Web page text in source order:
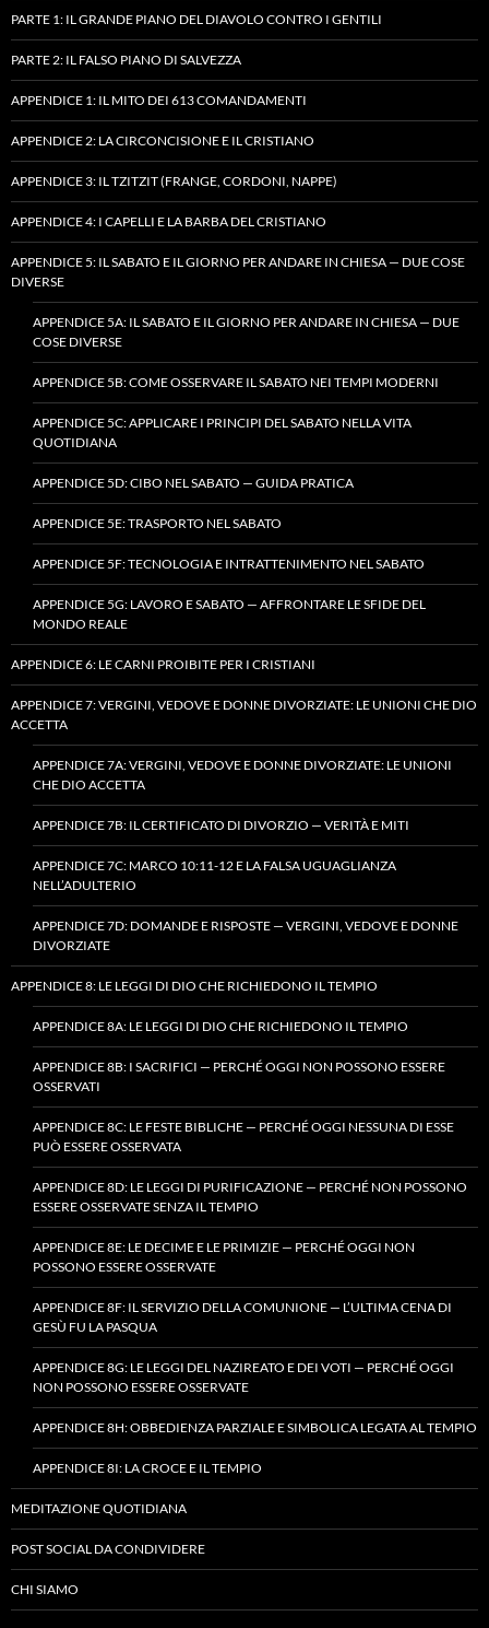
PARTE 1: IL GRANDE PIANO DEL DIAVOLO CONTRO I GENTILI
PARTE 2: IL FALSO PIANO DI SALVEZZA
APPENDICE 1: IL MITO DEI 613 COMANDAMENTI
APPENDICE 2: LA CIRCONCISIONE E IL CRISTIANO
APPENDICE 3: IL TZITZIT (FRANGE, CORDONI, NAPPE)
APPENDICE 4: I CAPELLI E LA BARBA DEL CRISTIANO
APPENDICE 5: IL SABATO E IL GIORNO PER ANDARE IN CHIESA — DUE COSE
DIVERSE
APPENDICE 5A: IL SABATO E IL GIORNO PER ANDARE IN CHIESA — DUE
COSE DIVERSE
APPENDICE 5B: COME OSSERVARE IL SABATO NEI TEMPI MODERNI
APPENDICE 5C: APPLICARE I PRINCIPI DEL SABATO NELLA VITA
QUOTIDIANA
APPENDICE 5D: CIBO NEL SABATO — GUIDA PRATICA
APPENDICE 5E: TRASPORTO NEL SABATO
APPENDICE 5F: TECNOLOGIA E INTRATTENIMENTO NEL SABATO
APPENDICE 5G: LAVORO E SABATO — AFFRONTARE LE SFIDE DEL
MONDO REALE
APPENDICE 6: LE CARNI PROIBITE PER I CRISTIANI
APPENDICE 7: VERGINI, VEDOVE E DONNE DIVORZIATE: LE UNIONI CHE DIO
ACCETTA
APPENDICE 7A: VERGINI, VEDOVE E DONNE DIVORZIATE: LE UNIONI
CHE DIO ACCETTA
APPENDICE 7B: IL CERTIFICATO DI DIVORZIO — VERITÀ E MITI
APPENDICE 7C: MARCO 10:11-12 E LA FALSA UGUAGLIANZA
NELL’ADULTERIO
APPENDICE 7D: DOMANDE E RISPOSTE — VERGINI, VEDOVE E DONNE
DIVORZIATE
APPENDICE 8: LE LEGGI DI DIO CHE RICHIEDONO IL TEMPIO
APPENDICE 8A: LE LEGGI DI DIO CHE RICHIEDONO IL TEMPIO
APPENDICE 8B: I SACRIFICI — PERCHÉ OGGI NON POSSONO ESSERE
OSSERVATI
APPENDICE 8C: LE FESTE BIBLICHE — PERCHÉ OGGI NESSUNA DI ESSE
PUÒ ESSERE OSSERVATA
APPENDICE 8D: LE LEGGI DI PURIFICAZIONE — PERCHÉ NON POSSONO
ESSERE OSSERVATE SENZA IL TEMPIO
APPENDICE 8E: LE DECIME E LE PRIMIZIE — PERCHÉ OGGI NON
POSSONO ESSERE OSSERVATE
APPENDICE 8F: IL SERVIZIO DELLA COMUNIONE — L’ULTIMA CENA DI
GESÙ FU LA PASQUA
APPENDICE 8G: LE LEGGI DEL NAZIREATO E DEI VOTI — PERCHÉ OGGI
NON POSSONO ESSERE OSSERVATE
APPENDICE 8H: OBBEDIENZA PARZIALE E SIMBOLICA LEGATA AL TEMPIO
APPENDICE 8I: LA CROCE E IL TEMPIO
MEDITAZIONE QUOTIDIANA
POST SOCIAL DA CONDIVIDERE
CHI SIAMO